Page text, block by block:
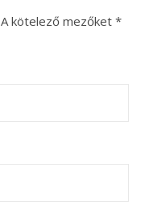
A kötelező mezőket *